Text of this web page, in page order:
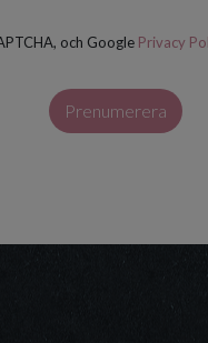
och Google Privacy
Prenumerera